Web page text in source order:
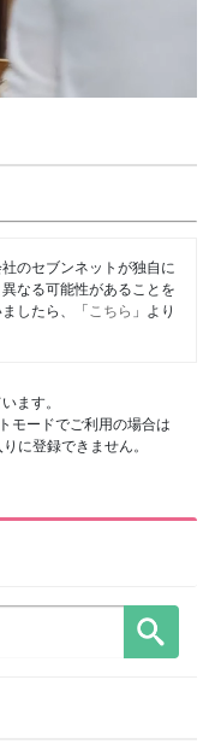
のセブンネットが独自に
なる可能性があることを
したら、「 こちら 」より
ます。
モードでご利用の場合は
に登録できません。